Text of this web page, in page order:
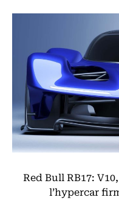
Red Bull RB17:
l’hypercar